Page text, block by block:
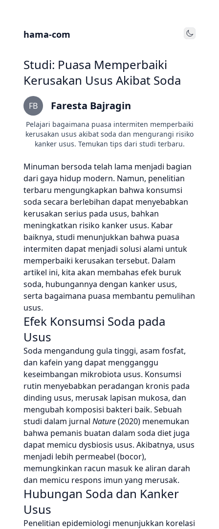
hama-com Toggle
Studi: Puasa Memperbaiki
Kerusakan Usus Akibat Soda
FB Faresta Bajragin
Pelajari bagaimana puasa intermiten memperbaiki
kerusakan usus akibat soda dan mengurangi risiko
kanker usus. Temukan tips dari studi terbaru.
Minuman bersoda telah lama menjadi bagian
dari gaya hidup modern. Namun, penelitian
terbaru mengungkapkan bahwa konsumsi
soda secara berlebihan dapat menyebabkan
kerusakan serius pada usus, bahkan
meningkatkan risiko kanker usus. Kabar
baiknya, studi menunjukkan bahwa puasa
intermiten dapat menjadi solusi alami untuk
memperbaiki kerusakan tersebut. Dalam
artikel ini, kita akan membahas efek buruk
soda, hubungannya dengan kanker usus,
serta bagaimana puasa membantu pemulihan
usus.
Efek Konsumsi Soda pada
Usus
Soda mengandung gula tinggi, asam fosfat,
dan kafein yang dapat mengganggu
keseimbangan mikrobiota usus. Konsumsi
rutin menyebabkan peradangan kronis pada
dinding usus, merusak lapisan mukosa, dan
mengubah komposisi bakteri baik. Sebuah
studi dalam jurnal Nature(2020) menemukan
bahwa pemanis buatan dalam soda diet juga
dapat memicu dysbiosis usus. Akibatnya, usus
menjadi lebih permeabel (bocor),
memungkinkan racun masuk ke aliran darah
dan memicu respons imun yang merusak.
Hubungan Soda dan Kanker
Usus
Penelitian epidemiologi menunjukkan korelasi